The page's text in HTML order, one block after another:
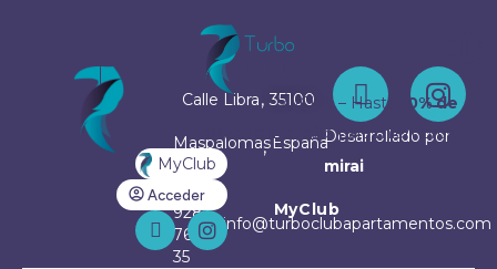
MyClub – Hasta
10% de
descuento
, sólo para miembros.
MyClub
Acceder
Calle Libra, 35100
Maspalomas
, España
+34
928
76 83
35
info@turboclubapartamentos.com
MyClub
Desarrollado por
mirai